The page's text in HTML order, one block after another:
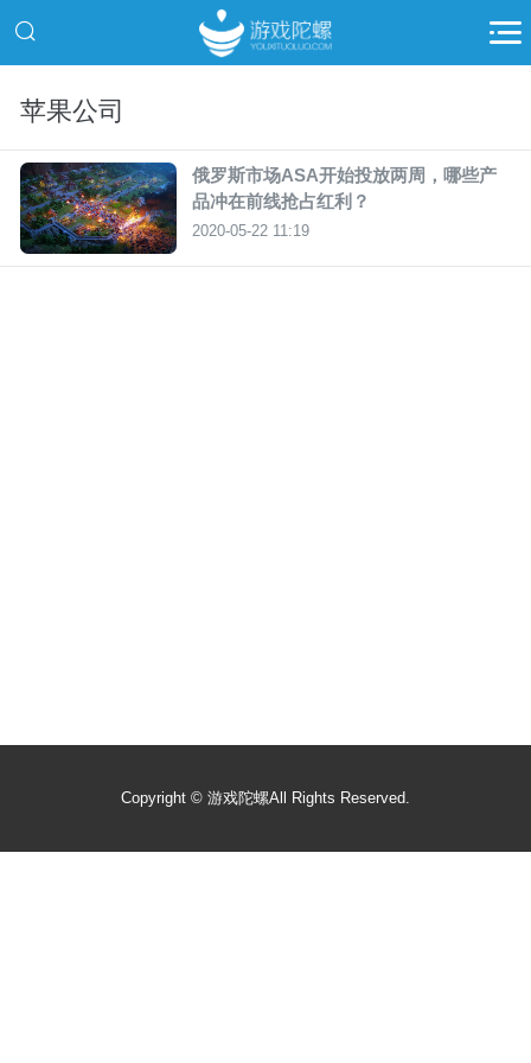
苹果公司
俄罗斯市场ASA开始投放两周，哪些产
品冲在前线抢占红利？
2020-05-22 11:19
Copyright © 游戏陀螺All Rights Reserved.